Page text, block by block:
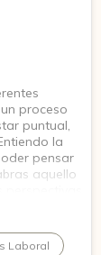
proceso
puntual,
la
pensar
aquello
historia,
con
Laboral